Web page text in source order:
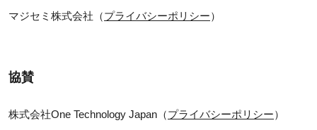
マジセミ株式会社（プライバシーポリシー）
協賛
株式会社One Technology Japan（プライバシーポリシー）